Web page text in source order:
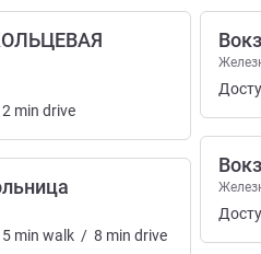
2 min drive
5 min walk / 8 min drive